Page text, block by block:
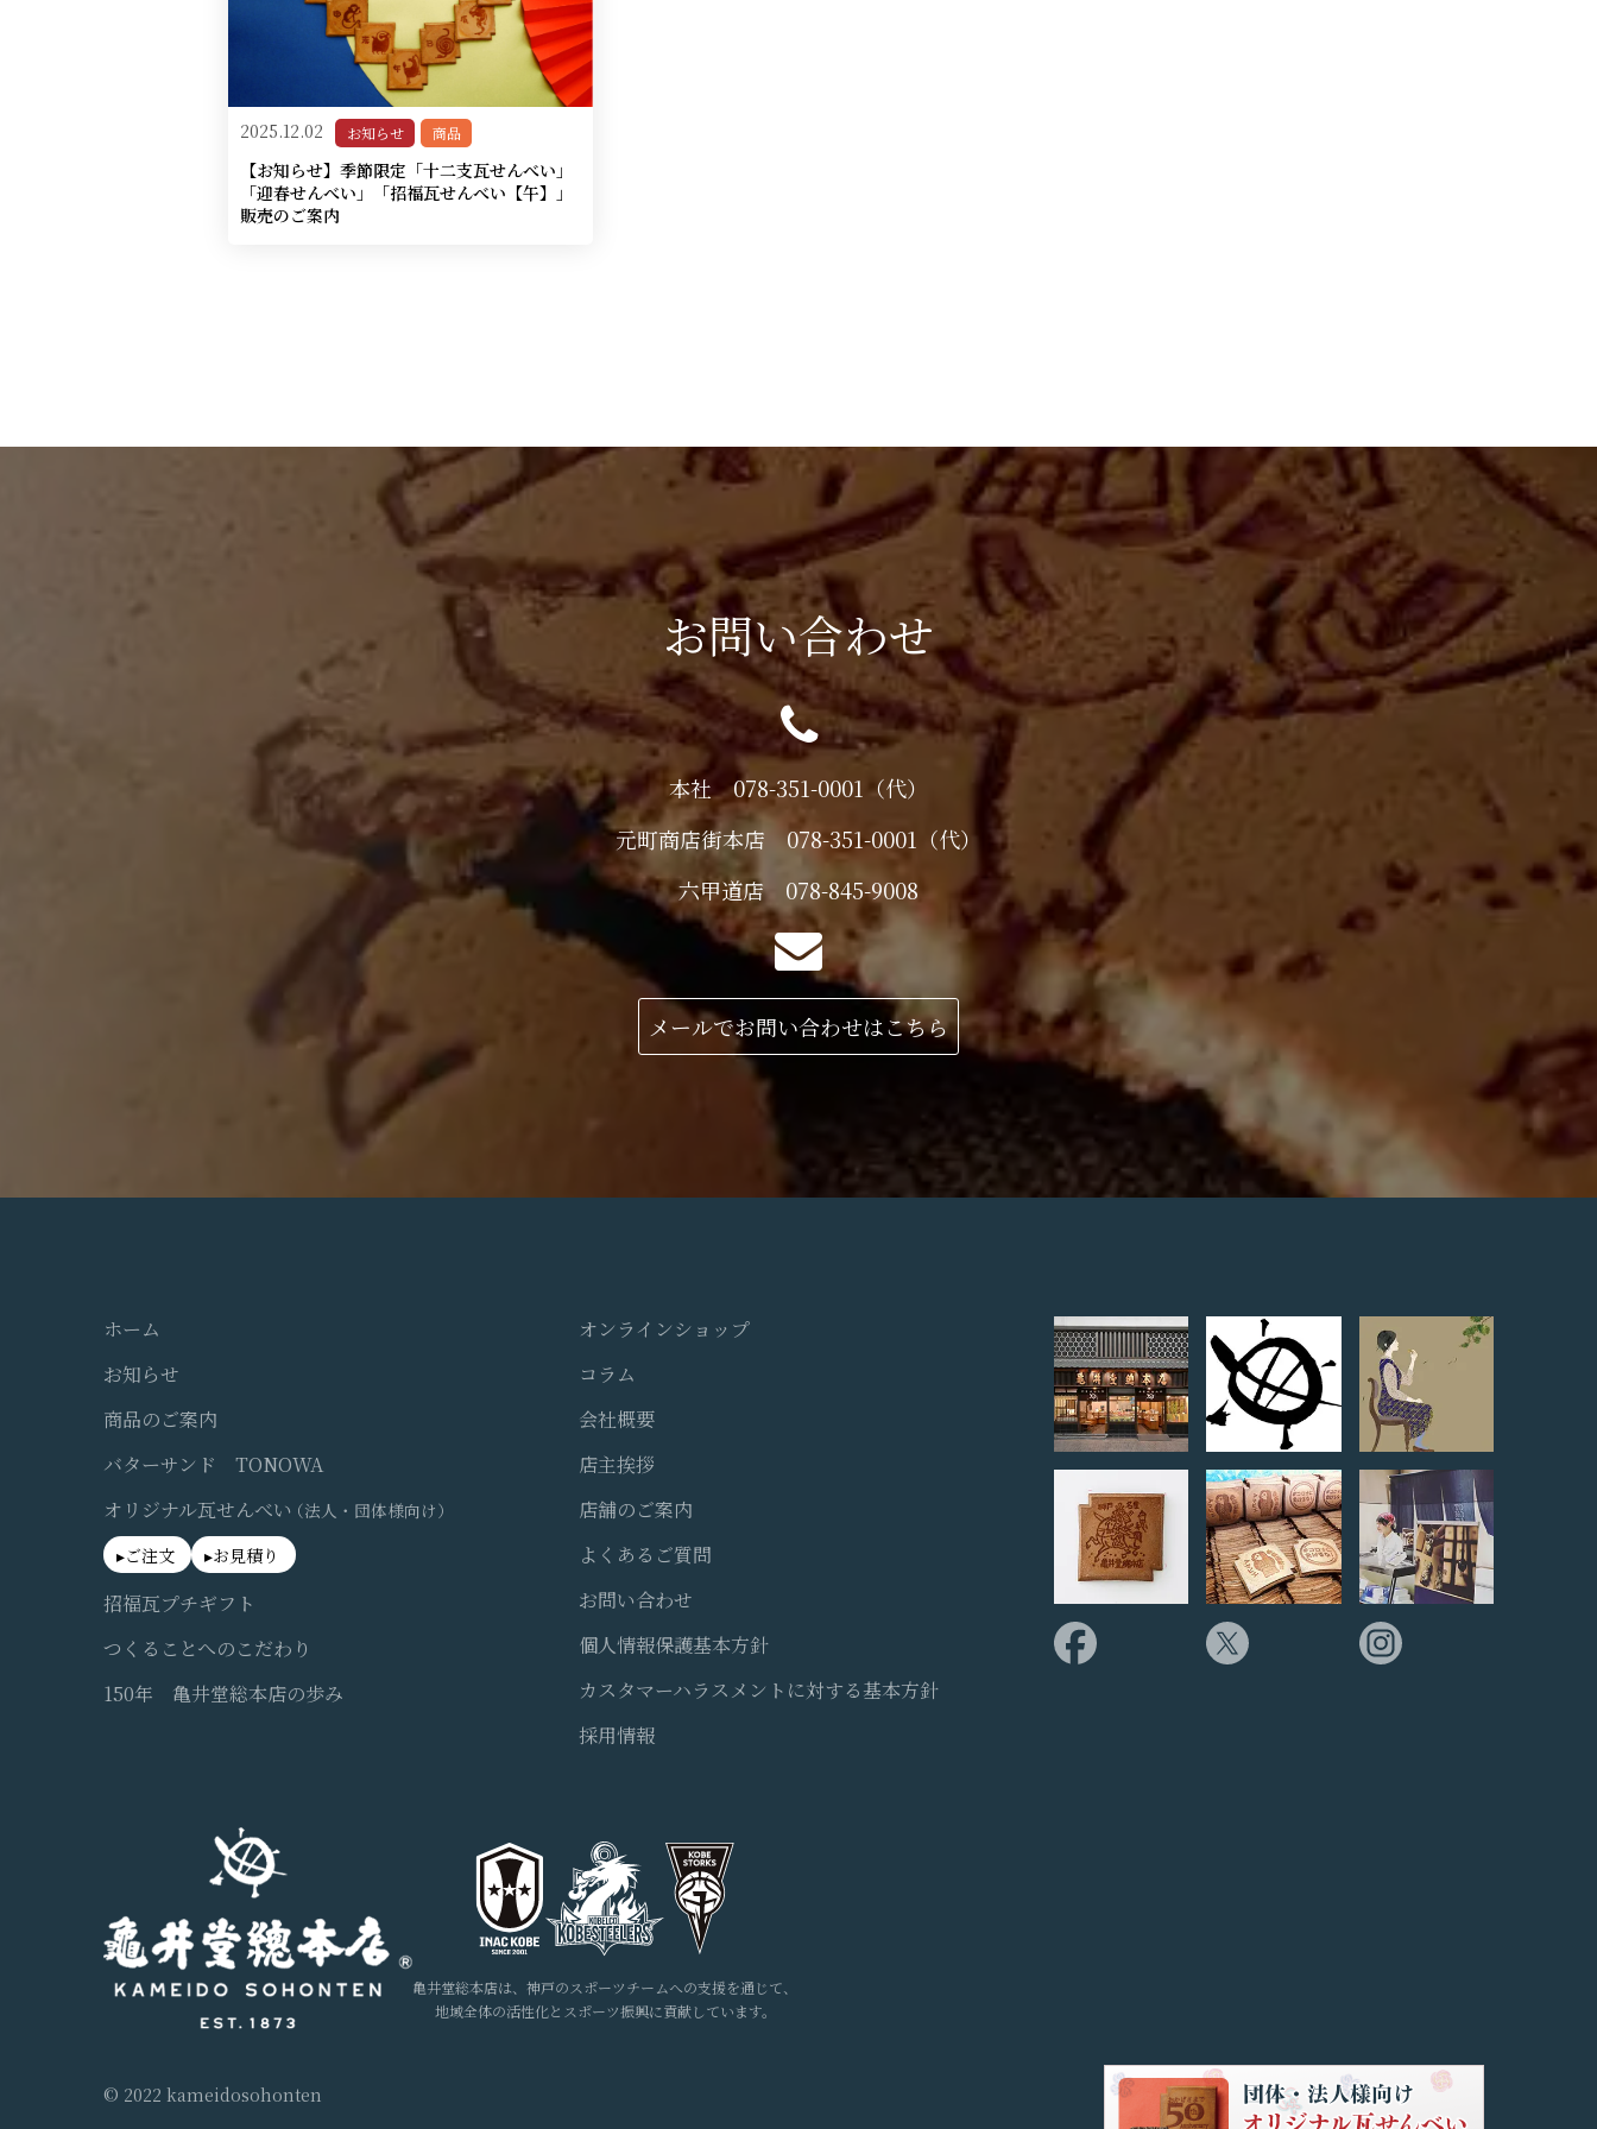
2025.12.02 お知らせ 商品
【お知らせ】季節限定「十二支瓦せんべい」
「迎春せんべい」「招福瓦せんべい【午】」
販売のご案内
お問い合わせ
本社 078-351-0001（代）
元町商店街本店 078-351-0001（代）
六甲道店 078-845-9008
メールでお問い合わせはこちら
ホーム
お知らせ
商品のご案内
バターサンド TONOWA
オリジナル瓦せんべい（法人・団体様向け）
ご注文
お見積り
招福瓦プチギフト
つくることへのこだわり
150年 亀井堂総本店の歩み
オンラインショップ
コラム
会社概要
店主挨拶
店舗のご案内
よくあるご質問
お問い合わせ
個人情報保護基本方針
カスタマーハラスメントに対する基本方針
採用情報
亀井堂総本店は、神戸のスポーツチームへの支援を通じて、
地域全体の活性化とスポーツ振興に貢献しています。
© 2022 kameidosohonten